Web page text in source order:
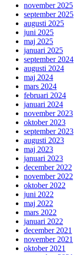
november 2025
september 2025
augusti 2025
juni 2025
maj 2025
januari 2025
september 2024
augusti 2024
maj 2024
mars 2024
februari 2024
januari 2024
november 2023
oktober 2023
september 2023
augusti 2023
maj 2023
januari 2023
december 2022
november 2022
oktober 2022
juni 2022
maj 2022
mars 2022
januari 2022
december 2021
november 2021
oktober 2021